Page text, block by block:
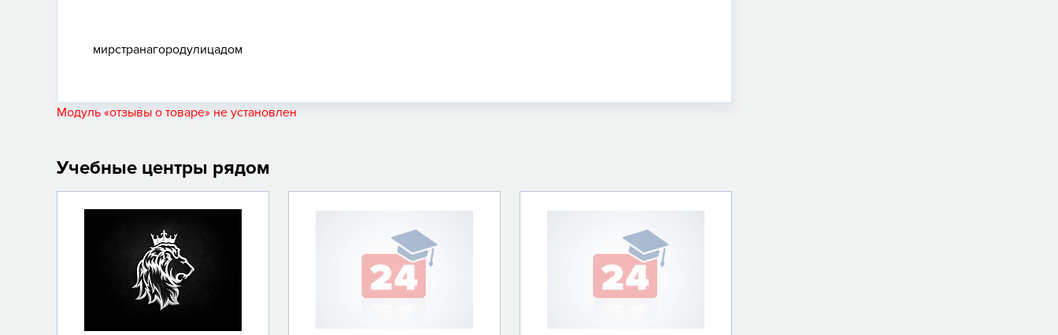
мирстранагородулицадом
Модуль «отзывы о товаре» не установлен
Учебные центры рядом